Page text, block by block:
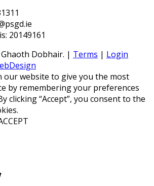
20149161
Dobhair. | Terms | Login
our website to give you the most
by remembering your preferences
clicking “Accept”, you consent to the